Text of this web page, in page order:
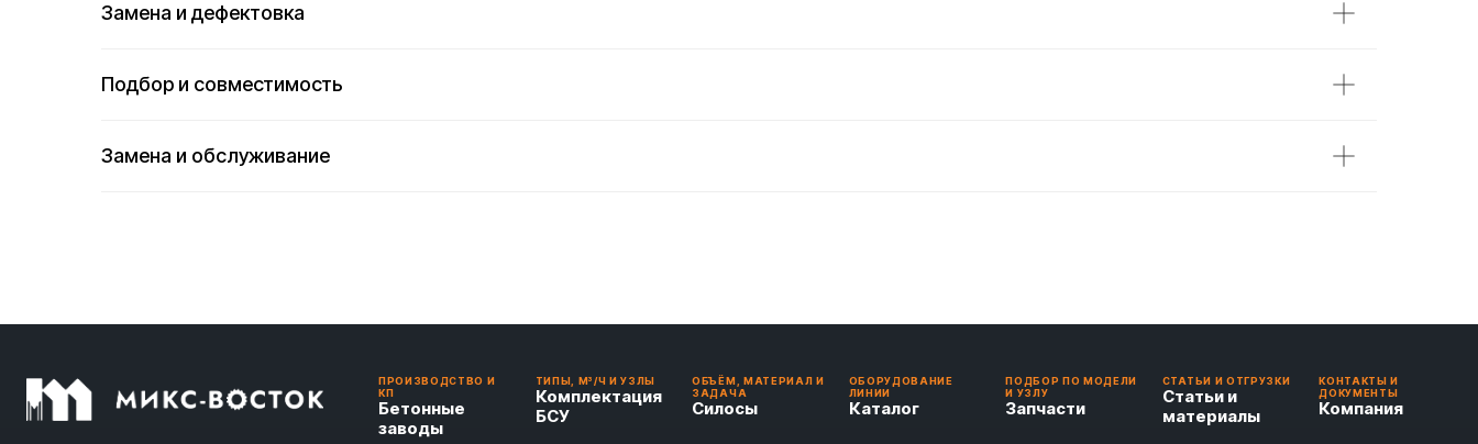
Замена и дефектовка
Подбор и совместимость
Замена и обслуживание
ПРОИЗВОДСТВО И
КП
Бетонные
заводы
ТИПЫ, М³/Ч И УЗЛЫ
Комплектация
БСУ
ОБЪЁМ, МАТЕРИАЛ И
ЗАДАЧА
Силосы
ОБОРУДОВАНИЕ
ЛИНИИ
Каталог
ПОДБОР ПО МОДЕЛИ
И УЗЛУ
Запчасти
СТАТЬИ И ОТГРУЗКИ
Статьи и
материалы
КОНТАКТЫ И
ДОКУМЕНТЫ
Компания